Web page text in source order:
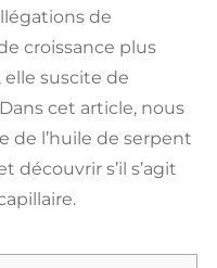
de
croissance plus
elle suscite de
cet article, nous
de l’huile de serpent
s’il s’agit